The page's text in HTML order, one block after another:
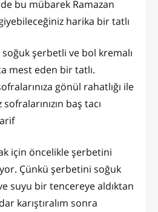
bu mübarek Ramazan
harika bir tatlı
soğuk şerbetli ve bol kremalı
mest eden bir tatlı.
gönül rahatlığı ile
baş tacı
için öncelikle şerbetini
Çünkü şerbetini soğuk
suyu bir tencereye aldıktan
karıştıralım sonra